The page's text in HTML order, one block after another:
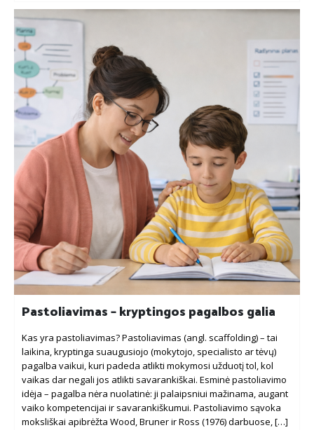
Pastoliavimas – kryptingos pagalbos galia
Kas yra pastoliavimas? Pastoliavimas (angl. scaffolding) – tai
laikina, kryptinga suaugusiojo (mokytojo, specialisto ar tėvų)
pagalba vaikui, kuri padeda atlikti mokymosi užduotį tol, kol
vaikas dar negali jos atlikti savarankiškai. Esminė pastoliavimo
idėja – pagalba nėra nuolatinė: ji palaipsniui mažinama, augant
vaiko kompetencijai ir savarankiškumui. Pastoliavimo sąvoka
moksliškai apibrėžta Wood, Bruner ir Ross (1976) darbuose, […]